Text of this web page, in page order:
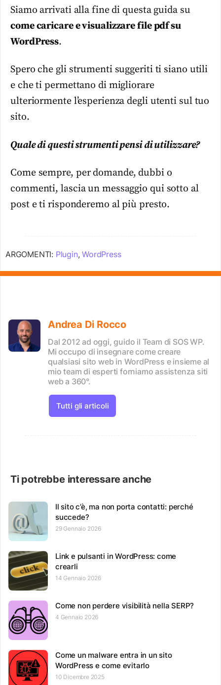
Siamo arrivati alla fine di questa guida su
come caricare e visualizzare file pdf su
WordPress.
Spero che gli strumenti suggeriti ti siano utili
e che ti permettano di migliorare
ulteriormente l’esperienza degli utenti sul tuo
sito.
Quale di questi strumenti pensi di utilizzare?
Come sempre, per domande, dubbi o
commenti, lascia un messaggio qui sotto al
post e ti risponderemo al più presto.
ARGOMENTI: Plugin,WordPress
Andrea Di Rocco
Dal 2012 ad oggi, guido il Team di SOS WP.
Mi occupo di insegnare come creare
qualsiasi sito web in WordPress e insieme al
mio team di esperti forniamo assistenza siti
web a 360°.
Tutti gli articoli
Ti potrebbe interessare anche
Il sito c’è, ma non porta contatti: perché
succede?
29 Gennaio 2026
Link e pulsanti in WordPress: come
crearli
14 Gennaio 2026
Come non perdere visibilità nella SERP?
4 Gennaio 2026
Come un malware entra in un sito
WordPress e come evitarlo
10 Dicembre 2025